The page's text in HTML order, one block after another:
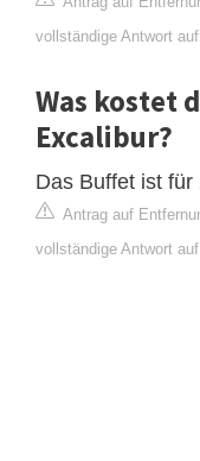
vollständige Antwort
Was kostet
Excalibur?
Das Buffet ist
Antrag auf
vollständige Antwort